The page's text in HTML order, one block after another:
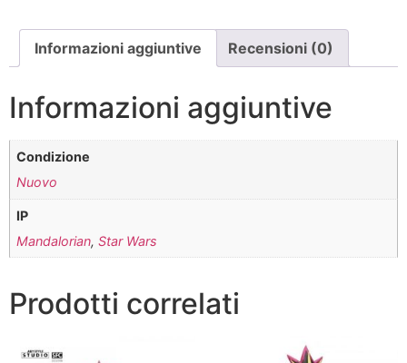
Informazioni aggiuntive Recensioni (0)
Informazioni aggiuntive
Condizione
Nuovo
IP
Mandalorian,Star Wars
Prodotti correlati